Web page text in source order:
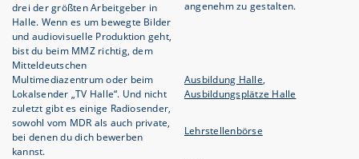
drei der größten Arbeitgeber in
Halle. Wenn es um bewegte Bilder
und audiovisuelle Produktion geht,
bist du beim MMZ richtig, dem
Mitteldeutschen
Multimediazentrum oder beim
Lokalsender „TV Halle“. Und nicht
zuletzt gibt es einige Radiosender,
sowohl vom MDR als auch private,
bei denen du dich bewerben
kannst.
angenehm zu gestalten.
Ausbildung Halle,
Ausbildungsplätze Halle
Lehrstellenbörse